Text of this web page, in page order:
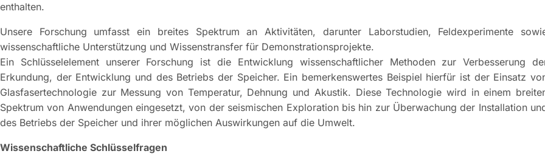
enthalten.
Unsere Forschung umfasst ein breites Spektrum an Aktivitäten, darunter Laborstudien, Feldexperimente
wissenschaftliche Unterstützung und Wissenstransfer für Demonstrationsprojekte.
Ein Schlüsselelement unserer Forschung ist die Entwicklung wissenschaftlicher Methoden zur Verbesserung
Erkundung, der Entwicklung und des Betriebs der Speicher. Ein bemerkenswertes Beispiel hierfür ist der Einsatz
Glasfasertechnologie zur Messung von Temperatur, Dehnung und Akustik. Diese Technologie wird in einem
Spektrum von Anwendungen eingesetzt, von der seismischen Exploration bis hin zur Überwachung der Installation
des Betriebs der Speicher und ihrer möglichen Auswirkungen auf die Umwelt.
Wissenschaftliche Schlüsselfragen